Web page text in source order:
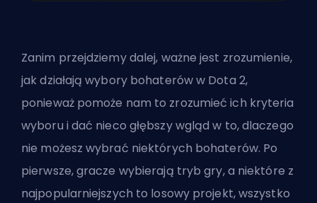
Zanim przejdziemy dalej, ważne jest zrozumienie,
jak działają wybory bohaterów w Dota 2,
ponieważ pomoże nam to zrozumieć ich kryteria
wyboru i dać nieco głębszy wgląd w to, dlaczego
nie możesz wybrać niektórych bohaterów. Po
pierwsze, gracze wybierają tryb gry, a niektóre z
najpopularniejszych to losowy projekt, wszystko